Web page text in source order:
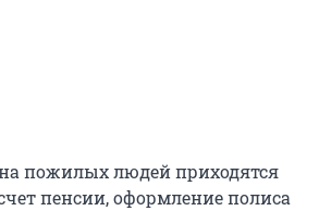
пожилых людей приходятся
пенсии, оформление полиса